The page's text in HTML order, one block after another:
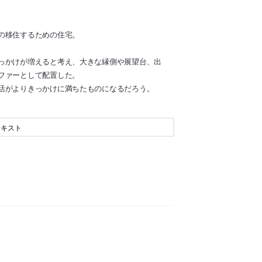
住するための住宅。
けが増えると考え、大きな縁側や展望台、出
ーとして配置した。
よりきっかけに満ちたものになるだろう。
スト